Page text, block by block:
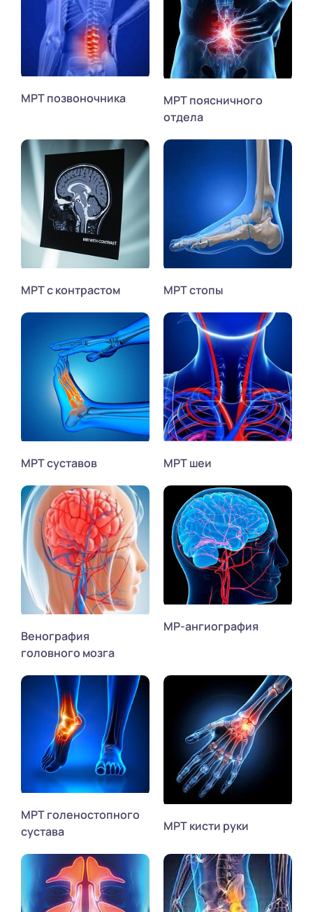
МРТ позвоночника
МРТ поясничного
отдела
МРТ с контрастом МРТ стопы
МРТ суставов МРТ шеи
Венография
головного мозга
МР-ангиография
МРТ голеностопного
сустава
МРТ кисти руки